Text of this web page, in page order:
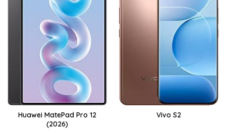
Huawei MatePad Pro 12
(2026)
Vivo S2